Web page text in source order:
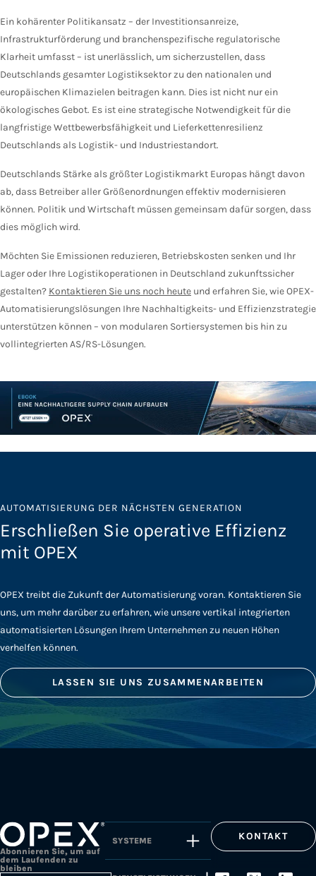
Ein kohärenter Politikansatz – der Investitionsanreize,
Infrastrukturförderung und branchenspezifische regulatorische
Klarheit umfasst – ist unerlässlich, um sicherzustellen, dass
Deutschlands gesamter Logistiksektor zu den nationalen und
europäischen Klimazielen beitragen kann. Dies ist nicht nur ein
ökologisches Gebot. Es ist eine strategische Notwendigkeit für die
langfristige Wettbewerbsfähigkeit und Lieferkettenresilienz
Deutschlands als Logistik- und Industriestandort.
Deutschlands Stärke als größter Logistikmarkt Europas hängt davon
ab, dass Betreiber aller Größenordnungen effektiv modernisieren
können. Politik und Wirtschaft müssen gemeinsam dafür sorgen, dass
dies möglich wird.
Möchten Sie Emissionen reduzieren, Betriebskosten senken und Ihr
Lager oder Ihre Logistikoperationen in Deutschland zukunftssicher
gestalten? Kontaktieren Sie uns noch heute und erfahren Sie, wie OPEX-
Automatisierungslösungen Ihre Nachhaltigkeits- und Effizienzstrategie
unterstützen können – von modularen Sortiersystemen bis hin zu
vollintegrierten AS/RS-Lösungen.
AUTOMATISIERUNG DER NÄCHSTEN GENERATION
Erschließen Sie operative Effizienz
mit OPEX
OPEX treibt die Zukunft der Automatisierung voran. Kontaktieren Sie
uns, um mehr darüber zu erfahren, wie unsere vertikal integrierten
automatisierten Lösungen Ihrem Unternehmen zu neuen Höhen
verhelfen können.
LASSEN SIE UNS ZUSAMMENARBEITEN
Abonnieren Sie, um auf
dem Laufenden zu
bleiben
SYSTEME KONTAKT